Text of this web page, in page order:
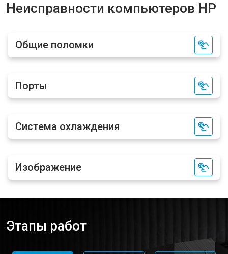
Неисправности компьютеров HP
Общие поломки
Порты
Система охлаждения
Изображение
Этапы работ